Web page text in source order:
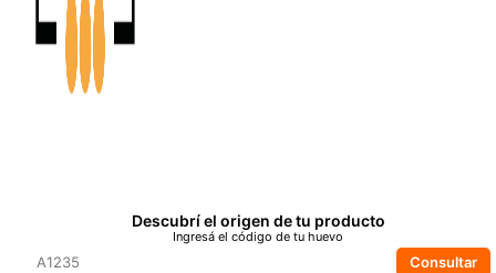
Descubrí el origen de tu producto
Ingresá el código de tu huevo
Consultar